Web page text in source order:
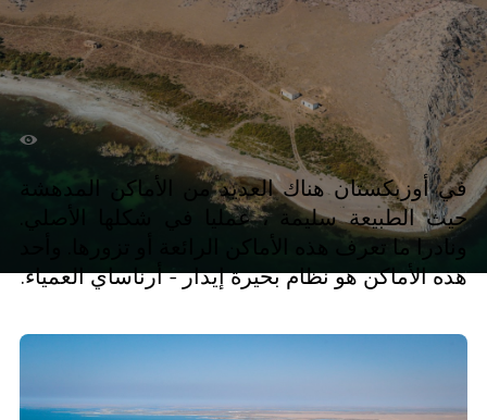
في أوزبكستان هناك العديد من الأماكن المدهشة
حيث الطبيعة سليمة ، عمليا في شكلها الأصلي.
ونادرا ما تعرف هذه الأماكن الرائعة أو تزورها. وأحد
هذه الأماكن هو نظام بحيرة إيدار - أرناساي العمياء.